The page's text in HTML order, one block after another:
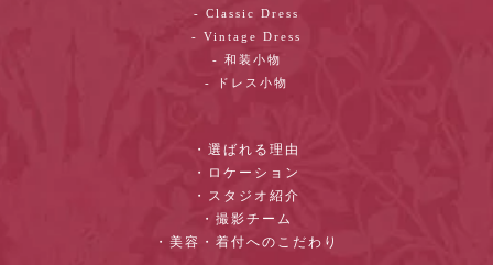
- Classic Dress
- Vintage Dress
- 和装小物
- ドレス小物
・選ばれる理由
・ロケーション
・スタジオ紹介
・撮影チーム
・美容・着付へのこだわり